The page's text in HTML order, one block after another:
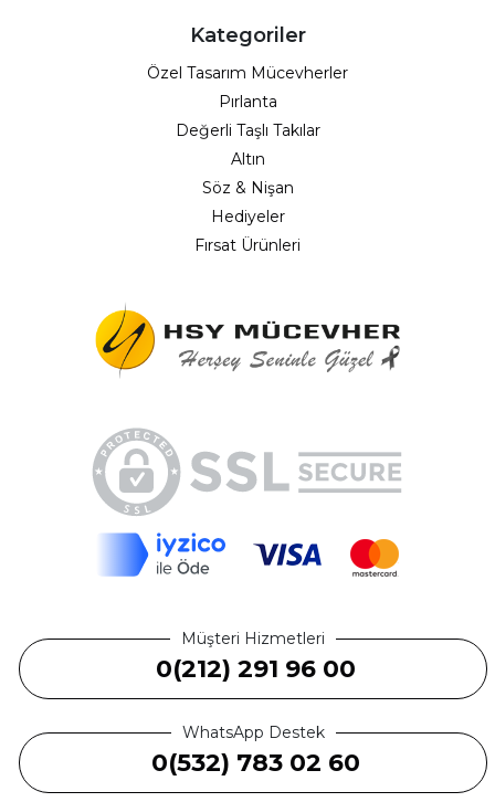
Kategoriler
Özel Tasarım Mücevherler
Pırlanta
Değerli Taşlı Takılar
Altın
Söz & Nişan
Hediyeler
Fırsat Ürünleri
Müşteri Hizmetleri
0(212) 291 96 00
WhatsApp Destek
0(532) 783 02 60